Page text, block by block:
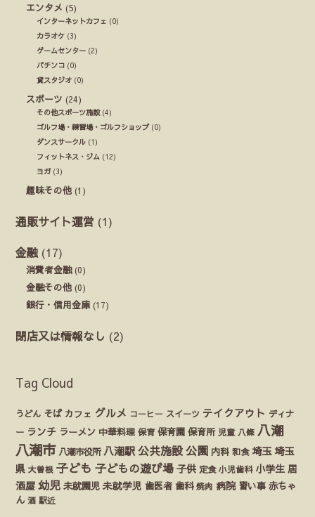
エンタメ (5)
インターネットカフェ (0)
カラオケ (3)
ゲームセンター (2)
パチンコ (0)
貸スタジオ (0)
スポーツ (24)
その他スポーツ施設(4)
ゴルフ場・練習場・ゴルフショップ(0)
ダンスサークル (1)
フィットネス・ジム (12)
ヨガ (3)
趣味その他 (1)
通販サイト運営 (1)
金融 (17)
消費者金融(0)
金融その他 (0)
銀行・信用金庫 (17)
閉店又は情報なし (2)
Tag Cloud
うどん そば カフェ グルメ コーヒー スイーツ テイクアウト ディナ
ー ランチ ラーメン 中華料理 保育 保育園 保育所 児童 八條 八潮
八潮市 八潮市役所 八潮駅 公共施設 公園 内科 和食 埼玉 埼玉
県 大曽根 子ども 子どもの遊び場 子供 定食 小児歯科 小学生 居
酒屋 幼児 未就園児 未就学児 歯医者 歯科 焼肉 病院 習い事 赤ちゃ
ん 酒 駅近